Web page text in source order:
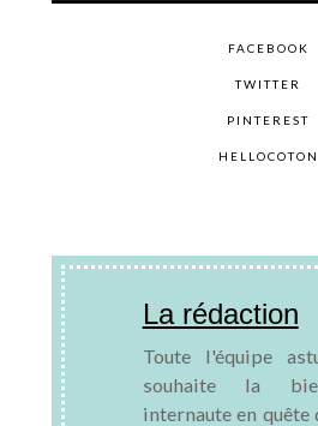
FACEBOOK
TWITTER
PINTEREST
HELLOCOTON
La rédaction
Toute l'équipe
souhaite la
internaute en quête